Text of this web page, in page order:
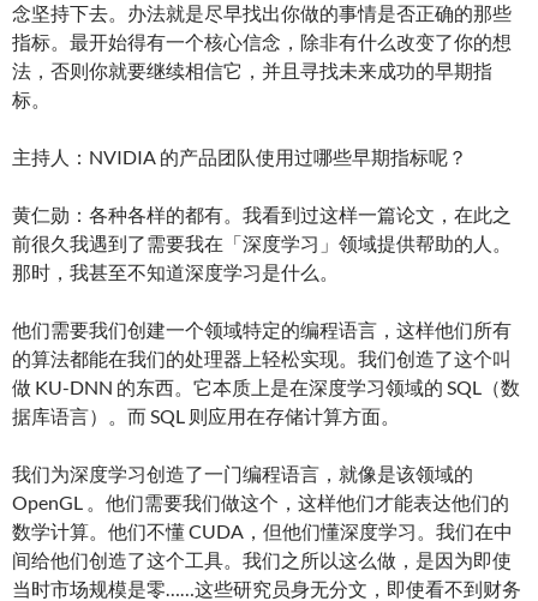
念坚持下去。办法就是尽早找出你做的事情是否正确的那些
指标。最开始得有一个核心信念，除非有什么改变了你的想
法，否则你就要继续相信它，并且寻找未来成功的早期指
标。
主持人：NVIDIA 的产品团队使用过哪些早期指标呢？
黄仁勋：各种各样的都有。我看到过这样一篇论文，在此之
前很久我遇到了需要我在「深度学习」领域提供帮助的人。
那时，我甚至不知道深度学习是什么。
他们需要我们创建一个领域特定的编程语言，这样他们所有
的算法都能在我们的处理器上轻松实现。我们创造了这个叫
做 KU-DNN 的东西。它本质上是在深度学习领域的 SQL（数
据库语言）。而 SQL 则应用在存储计算方面。
我们为深度学习创造了一门编程语言，就像是该领域的
OpenGL 。他们需要我们做这个，这样他们才能表达他们的
数学计算。他们不懂 CUDA，但他们懂深度学习。我们在中
间给他们创造了这个工具。我们之所以这么做，是因为即使
当时市场规模是零……这些研究员身无分文，即使看不到财务